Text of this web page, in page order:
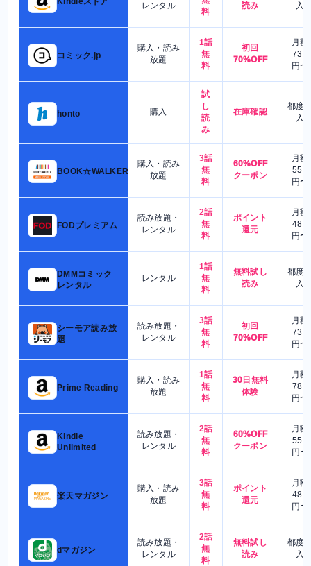
レンタル
料
読み 入
コミック.jp
購入・読み
放題
1話
無
料
初回
70%OFF
月額
730
円〜
honto 購入
試
し
読
み
在庫確認
都度
入
BOOK☆WALKER
購入・読み
放題
3話
無
料
60%OFF
クーポン
月額
550
円〜
FODプレミアム
読み放題・
レンタル
2話
無
料
ポイント
還元
月額
480
円〜
DMMコミック
レンタル
レンタル
1話
無
料
無料試し
読み
都度
入
シーモア読み放
題
読み放題・
レンタル
3話
無
料
初回
70%OFF
月額
730
円〜
Prime Reading
購入・読み
放題
1話
無
料
30日無料
体験
月額
780
円〜
Kindle
Unlimited
読み放題・
レンタル
2話
無
料
60%OFF
クーポン
月額
550
円〜
楽天マガジン
購入・読み
放題
3話
無
料
ポイント
還元
月額
480
円〜
dマガジン
読み放題・
レンタル
2話
無
料
無料試し
読み
都度
入